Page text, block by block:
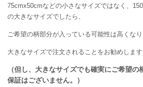
75cmx50cmなどの小さなサイズではなく、
の大きなサイズでしたら、
ご希望の柄部分が入っている可能性は高くなり
大きなサイズで注文されることをお勧めします
（但し、大きなサイズでも確実にご希望の
保証はございません。）